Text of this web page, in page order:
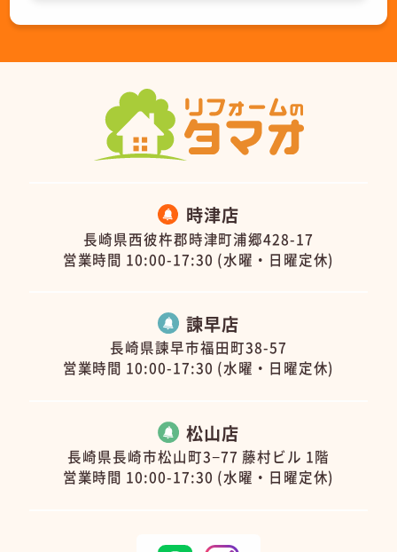
時津店
長崎県西彼杵郡時津町浦郷428-17
営業時間 10:00-17:30 (水曜・日曜定休)
諫早店
長崎県諫早市福田町38-57
営業時間 10:00-17:30 (水曜・日曜定休)
松山店
長崎県長崎市松山町3−77 藤村ビル 1階
営業時間 10:00-17:30 (水曜・日曜定休)